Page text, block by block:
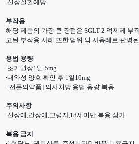
∙신장질환예방
부작용
해당 제품의 가장 큰 장점은 SGLT-2 억제제 부
고된 부작용 사례 또한 범위 외 사용례로 판명
용법 용량
∙초기권장1일 5mg
∙내약성 양호 확인 후 1일10mg
∙[전문의약품] 의사처방 용법 용량 복용
주의사항
∙신장애,간장애,고령자,18세미만 복용 삼가
복용 금지